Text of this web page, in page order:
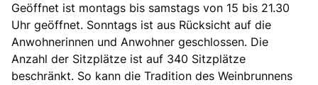
Geöffnet ist montags bis samstags von 15 bis 21.30
Uhr geöffnet. Sonntags ist aus Rücksicht auf die
Anwohnerinnen und Anwohner geschlossen. Die
Anzahl der Sitzplätze ist auf 340 Sitzplätze
beschränkt. So kann die Tradition des Weinbrunnens